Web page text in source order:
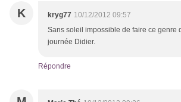
K kryg77 10/12/2012 09:57
Sans soleil impossible de faire ce genre
journée Didier.
Répondre